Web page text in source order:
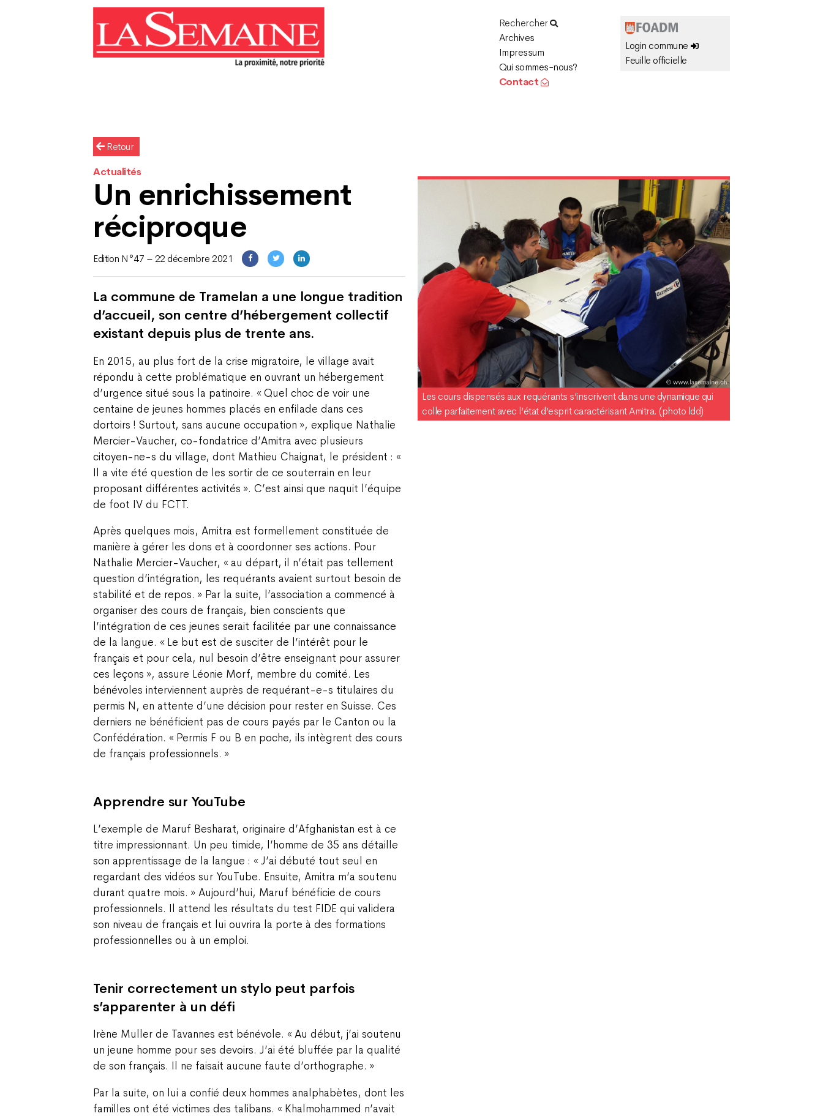
Rechercher
Archives
Impressum
Qui sommes-nous?
Contact
Login commune
Feuille officielle
Retour
Actualités
Un enrichissement
réciproque
Edition N°47 – 22 décembre 2021
La commune de Tramelan a une longue tradition
d’accueil, son centre d’hébergement collectif
existant depuis plus de trente ans.
En 2015, au plus fort de la crise migratoire, le village avait
répondu à cette problématique en ouvrant un hébergement
d’urgence situé sous la patinoire. « Quel choc de voir une
centaine de jeunes hommes placés en enfilade dans ces
dortoirs ! Surtout, sans aucune occupation », explique Nathalie
Mercier-Vaucher, co-fondatrice d’Amitra avec plusieurs
citoyen-ne-s du village, dont Mathieu Chaignat, le président : «
Il a vite été question de les sortir de ce souterrain en leur
proposant différentes activités ». C’est ainsi que naquit l’équipe
de foot IV du FCTT.
Après quelques mois, Amitra est formellement constituée de
manière à gérer les dons et à coordonner ses actions. Pour
Nathalie Mercier-Vaucher, « au départ, il n’était pas tellement
question d’intégration, les requérants avaient surtout besoin de
stabilité et de repos. » Par la suite, l’association a commencé à
organiser des cours de français, bien conscients que
l’intégration de ces jeunes serait facilitée par une connaissance
de la langue. « Le but est de susciter de l’intérêt pour le
français et pour cela, nul besoin d’être enseignant pour assurer
ces leçons », assure Léonie Morf, membre du comité. Les
bénévoles interviennent auprès de requérant-e-s titulaires du
permis N, en attente d’une décision pour rester en Suisse. Ces
derniers ne bénéficient pas de cours payés par le Canton ou la
Confédération. « Permis F ou B en poche, ils intègrent des cours
de français professionnels. »
Apprendre sur YouTube
L’exemple de Maruf Besharat, originaire d’Afghanistan est à ce
titre impressionnant. Un peu timide, l’homme de 35 ans détaille
son apprentissage de la langue : « J’ai débuté tout seul en
regardant des vidéos sur YouTube. Ensuite, Amitra m’a soutenu
durant quatre mois. » Aujourd’hui, Maruf bénéficie de cours
professionnels. Il attend les résultats du test FIDE qui validera
son niveau de français et lui ouvrira la porte à des formations
professionnelles ou à un emploi.
Tenir correctement un stylo peut parfois
s’apparenter à un défi
Irène Muller de Tavannes est bénévole. « Au début, j’ai soutenu
un jeune homme pour ses devoirs. J’ai été bluffée par la qualité
de son français. Il ne faisait aucune faute d’orthographe. »
Par la suite, on lui a confié deux hommes analphabètes, dont les
familles ont été victimes des talibans. « Khalmohammed n’avait
Les cours dispensés aux requérants s’inscrivent dans une dynamique qui
colle parfaitement avec l’état d’esprit caractérisant Amitra. (photo ldd)